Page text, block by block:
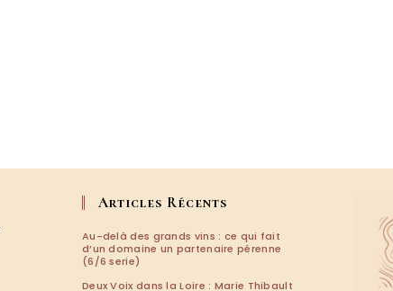
Articles Récents
Au-delà des grands vins : ce qui fait
d’un domaine un partenaire pérenne
(6/6 serie)
Deux Voix dans la Loire : Marie Thibault